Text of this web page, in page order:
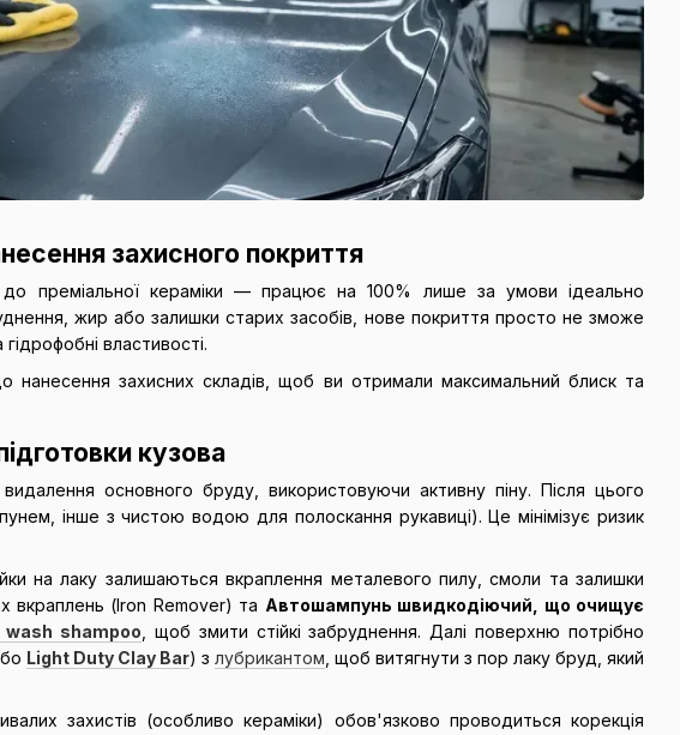
захисного покриття
преміальної кераміки — працює на 100% лише за умови ідеально
жир або залишки старих засобів, нове покриття просто не зможе
властивості.
нанесення захисних складів, щоб ви отримали максимальний блиск та
кузова
основного бруду, використовуючи активну піну. Після цього
інше з чистою водою для полоскання рукавиці). Це мінімізує ризик
на лаку залишаються вкраплення металевого пилу, смоли та залишки
вкраплень (Iron Remover) та Автошампунь швидкодіючий, що очищує
shampoo , щоб змити стійкі забруднення. Далі поверхню потрібно
Light Duty Clay Bar) з лубрикантом , щоб витягнути з пор лаку бруд, який
захистів (особливо кераміки) обов'язково проводиться корекція